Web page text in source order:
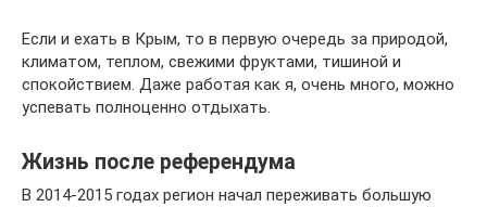
Если и ехать в Крым, то в первую очередь за природой,
климатом, теплом, свежими фруктами, тишиной и
спокойствием. Даже работая как я, очень много, можно
успевать полноценно отдыхать.
Жизнь после референдума
В 2014-2015 годах регион начал переживать большую